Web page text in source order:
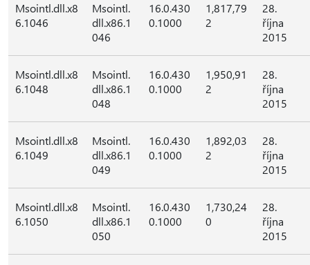
Msointl.dll.x8
6.1046
Msointl.
dll.x86.1
046
16.0.430
0.1000
1,817,79
2
28.
října
2015
Msointl.dll.x8
6.1048
Msointl.
dll.x86.1
048
16.0.430
0.1000
1,950,91
2
28.
října
2015
Msointl.dll.x8
6.1049
Msointl.
dll.x86.1
049
16.0.430
0.1000
1,892,03
2
28.
října
2015
Msointl.dll.x8
6.1050
Msointl.
dll.x86.1
050
16.0.430
0.1000
1,730,24
0
28.
října
2015